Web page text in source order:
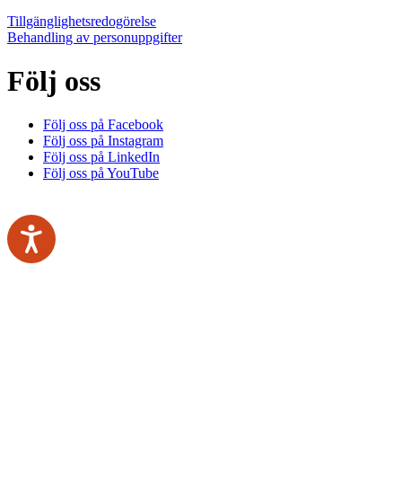
Tillgänglighetsredogörelse
Behandling av personuppgifter
Följ oss
Följ oss på Facebook
Följ oss på Instagram
Följ oss på LinkedIn
Följ oss på YouTube